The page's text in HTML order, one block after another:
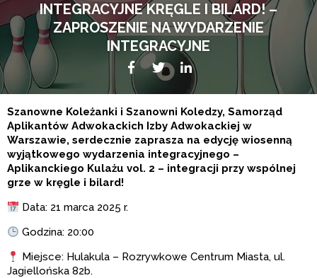
INTEGRACYJNE KRĘGLE I BILARD! –
ZAPROSZENIE NA WYDARZENIE
INTEGRACYJNE
Facebook
TwitterLikedIn
Szanowne Koleżanki i Szanowni Koledzy, Samorząd
Aplikantów Adwokackich Izby Adwokackiej w
Warszawie, serdecznie zaprasza na edycję wiosenną
wyjątkowego wydarzenia integracyjnego –
Aplikanckiego Kulażu vol. 2 – integracji przy wspólnej
grze w kręgle i bilard!
Data: 21 marca 2025 r.
Godzina: 20:00
Miejsce: Hulakula – Rozrywkowe Centrum Miasta, ul.
Jagiellońska 82b.